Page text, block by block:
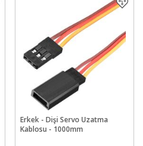
Erkek - Dişi Servo Uzatma
Kablosu - 1000mm